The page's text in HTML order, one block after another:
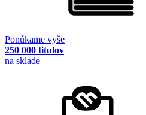
Ponúkame vyše
250 000 titulov
na sklade